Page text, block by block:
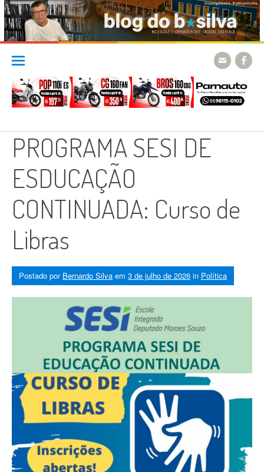
Skip
content
PROGRAMA SESI DE
ESDUCAÇÃO
CONTINUADA: Curso de
Libras
Postado por Bernardo Silva em 3 de julho de 2026 in Política